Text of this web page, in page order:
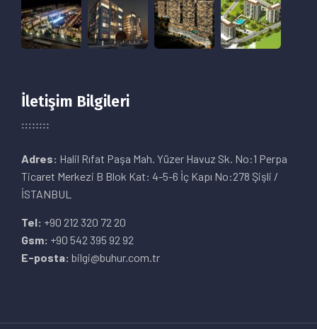
İletişim Bilgileri
Adres: Halil Rıfat Paşa Mah. Yüzer Havuz Sk. No:1 Perpa
Ticaret Merkezi B Blok Kat: 4-5-6 İç Kapı No:278 Şişli /
İSTANBUL
Tel: +90 212 320 72 20
Gsm: +90 542 395 92 92
E-posta: bilgi@buhur.com.tr